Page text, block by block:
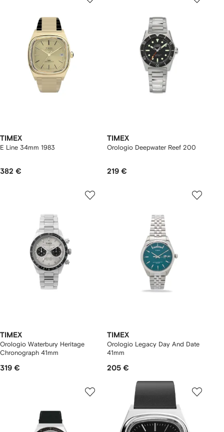
TIMEX
E Line 34mm 1983
382 €
TIMEX
Orologio Deepwater Reef 200
219 €
TIMEX
Orologio Waterbury Heritage
Chronograph 41mm
319 €
TIMEX
Orologio Legacy Day And Date
41mm
205 €